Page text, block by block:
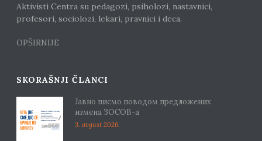
Aktivisti Centra su pedagozi, psiholozi, nastavnici,
profesori, sociolozi, lekari, pravnici i deca.
OPŠIRNIJE
SKORAŠNJI ČLANCI
Јавно писмо поводом предложених
измена ЗОСОВ-а
3. avgust 2026.